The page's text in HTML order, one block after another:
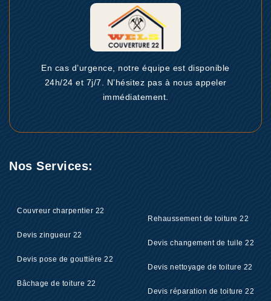
En cas d’urgence, notre équipe est disponible
24h/24 et 7j/7. N’hésitez pas à nous appeler
immédiatement.
Nos Services:
Couvreur charpentier 22
Devis zingueur 22
Devis pose de gouttière 22
Bâchage de toiture 22
Rehaussement de toiture 22
Devis changement de tuile 22
Devis nettoyage de toiture 22
Devis réparation de toiture 22